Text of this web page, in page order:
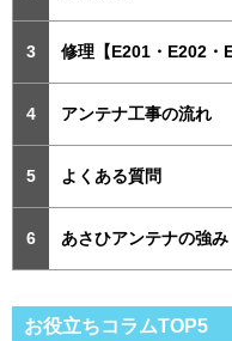
修理【E201・E202・
アンテナ工事の流れ
よくある質問
あさひアンテナの強み
お役立ちコラムTOP5